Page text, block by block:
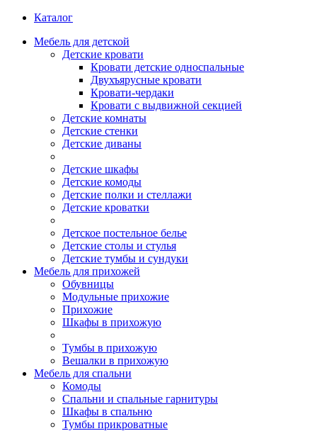
Каталог
Мебель для детской
Детские кровати
Кровати детские односпальные
Двухъярусные кровати
Кровати-чердаки
Кровати с выдвижной секцией
Детские комнаты
Детские стенки
Детские диваны
Детские шкафы
Детские комоды
Детские полки и стеллажи
Детские кроватки
Детское постельное белье
Детские столы и стулья
Детские тумбы и сундуки
Мебель для прихожей
Обувницы
Модульные прихожие
Прихожие
Шкафы в прихожую
Тумбы в прихожую
Вешалки в прихожую
Мебель для спальни
Комоды
Спальни и спальные гарнитуры
Шкафы в спальню
Тумбы прикроватные